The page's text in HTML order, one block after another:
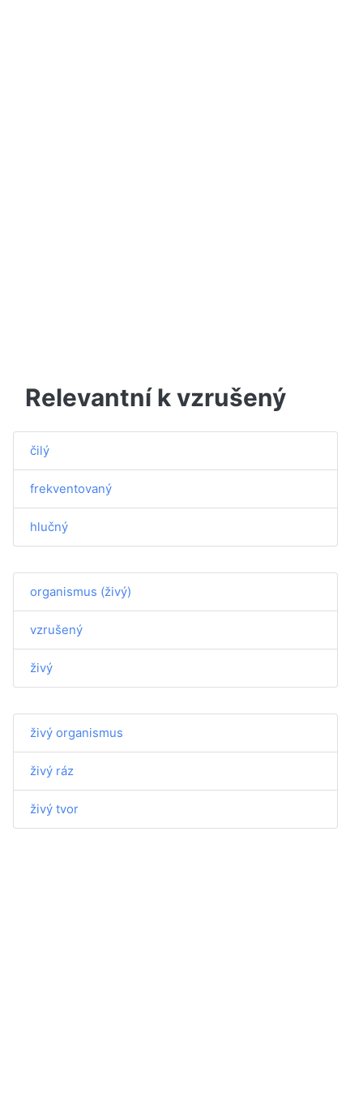
Relevantní k vzrušený
čilý
frekventovaný
hlučný
organismus (živý)
vzrušený
živý
živý organismus
živý ráz
živý tvor